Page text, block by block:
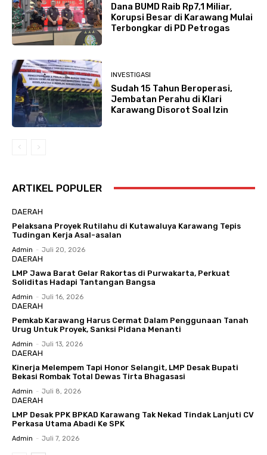
Dana BUMD Raib Rp7,1 Miliar,
Korupsi Besar di Karawang Mulai
Terbongkar di PD Petrogas
INVESTIGASI
Sudah 15 Tahun Beroperasi,
Jembatan Perahu di Klari
Karawang Disorot Soal Izin
ARTIKEL POPULER
DAERAH
Pelaksana Proyek Rutilahu di Kutawaluya Karawang Tepis
Tudingan Kerja Asal-asalan
Admin - Juli 20, 2026
DAERAH
LMP Jawa Barat Gelar Rakortas di Purwakarta, Perkuat
Soliditas Hadapi Tantangan Bangsa
Admin - Juli 16, 2026
DAERAH
Pemkab Karawang Harus Cermat Dalam Penggunaan Tanah
Urug Untuk Proyek, Sanksi Pidana Menanti
Admin - Juli 13, 2026
DAERAH
Kinerja Melempem Tapi Honor Selangit, LMP Desak Bupati
Bekasi Rombak Total Dewas Tirta Bhagasasi
Admin - Juli 8, 2026
DAERAH
LMP Desak PPK BPKAD Karawang Tak Nekad Tindak Lanjuti CV
Perkasa Utama Abadi Ke SPK
Admin - Juli 7, 2026